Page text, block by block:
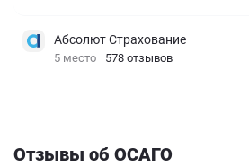
Абсолют Страхование
5 место 578 отзывов
Отзывы об ОСАГО